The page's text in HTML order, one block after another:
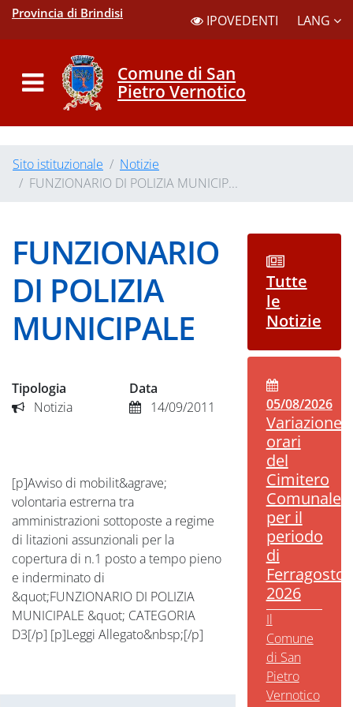
Provincia di Brindisi IPOVEDENTI LANG
Comune di San
Pietro Vernotico
Sito istituzionale
Notizie
FUNZIONARIO DI POLIZIA MUNICIP...
FUNZIONARIO
DI POLIZIA
MUNICIPALE
Tipologia
Notizia
Data
14/09/2011
[p]Avviso di mobilit&agrave;
volontaria estrerna tra
amministrazioni sottoposte a regime
di litazioni assunzionali per la
copertura di n.1 posto a tempo pieno
e inderminato di
&quot;FUNZIONARIO DI POLIZIA
MUNICIPALE &quot; CATEGORIA
D3[/p] [p]Leggi Allegato&nbsp;[/p]
Tutte
le
Notizie
05/08/2026
Variazione
orari
del
Cimitero
Comunale
per il
periodo
di
Ferragosto
2026
Il
Comune
di San
Pietro
Vernotico